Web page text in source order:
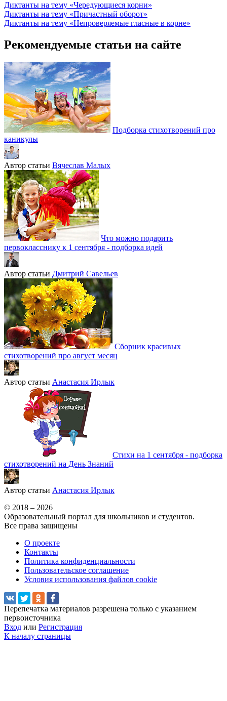
Диктанты на тему «Чередующиеся корни»
Диктанты на тему «Причастный оборот»
Диктанты на тему «Непроверяемые гласные в корне»
Рекомендуемые статьи на сайте
Подборка стихотворений про
каникулы
Автор статьи Вячеслав Малых
Что можно подарить
первокласснику к 1 сентября - подборка идей
Автор статьи Дмитрий Савельев
Сборник красивых
стихотворений про август месяц
Автор статьи Анастасия Ирлык
Стихи на 1 сентября - подборка
стихотворений на День Знаний
Автор статьи Анастасия Ирлык
© 2018 – 2026
Образовательный портал для школьников и студентов.
Все права защищены
О проекте
Контакты
Политика конфиденциальности
Пользовательское соглашение
Условия использования файлов cookie
Перепечатка материалов разрешена только с указанием
первоисточника
Вход или Регистрация
К началу страницы